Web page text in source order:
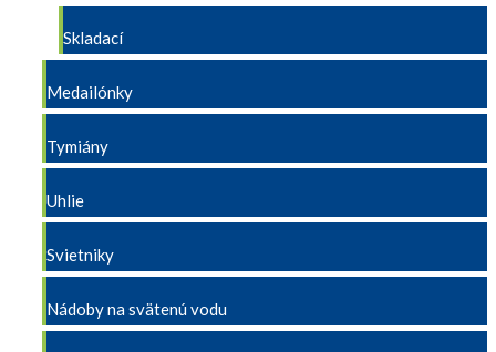
Skladací
Medailónky
Tymiány
Uhlie
Svietniky
Nádoby na svätenú vodu